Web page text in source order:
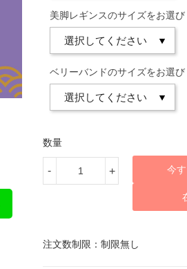
美脚レギンスのサイズをお選
ベリーバンドのサイズをお選
数量
- + 今
注文数制限：制限無し